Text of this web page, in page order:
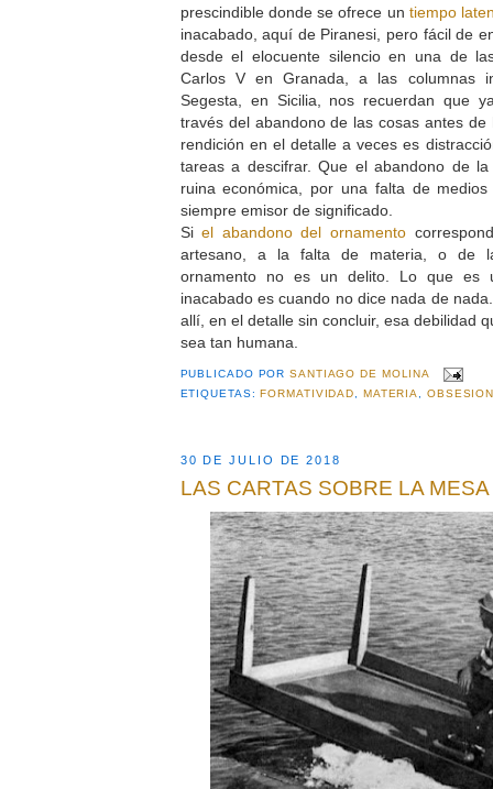
prescindible donde se ofrece untiempo
inacabado, aquí de Piranesi, pero fácil de
desde el elocuente silencio en una de
Carlos V en Granada, a las columnas
Segesta, en Sicilia, nos recuerdan que
través del abandono de las cosas antes
rendición en el detalle a veces es
tareas a descifrar. Que el abandono de
ruina económica, por una falta de
siempre emisor de significado.
Siel abandono del ornamento
artesano, a la falta de materia, o de
ornamento no es un delito. Lo que es
inacabado es cuando no dice nada de
allí, en el detalle sin concluir, esa debilidad
sea tan humana.
PUBLICADO PORSANTIAGO DE MOLINA
ETIQUETAS:FORMATIVIDAD MATERIA
30 DE JULIO DE 2018
LAS CARTAS SOBRE LA MESA